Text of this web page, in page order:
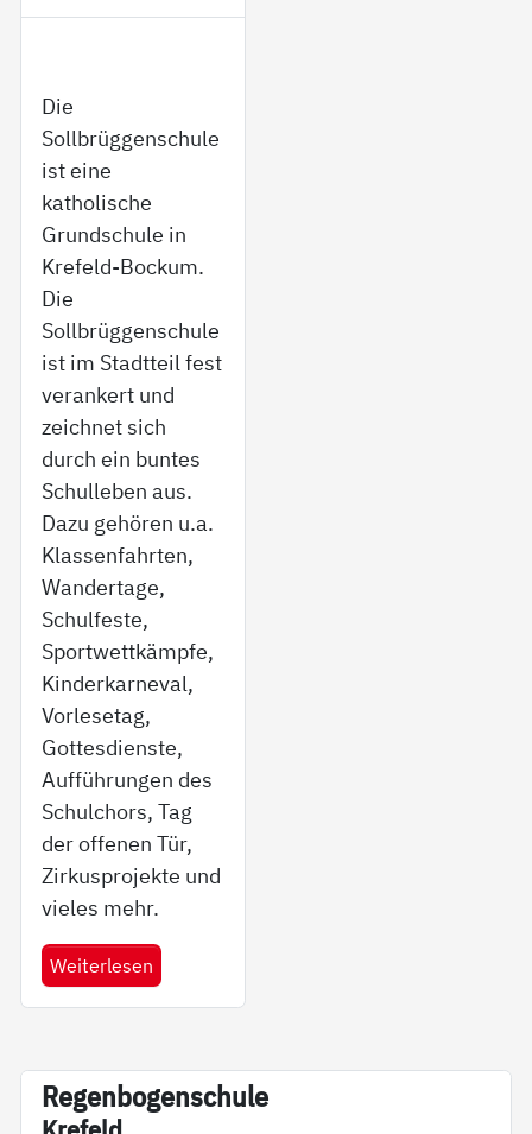
Die
Sollbrüggenschule
ist eine
katholische
Grundschule in
Krefeld-Bockum.
Die
Sollbrüggenschule
ist im Stadtteil fest
verankert und
zeichnet sich
durch ein buntes
Schulleben aus.
Dazu gehören u.a.
Klassenfahrten,
Wandertage,
Schulfeste,
Sportwettkämpfe,
Kinderkarneval,
Vorlesetag,
Gottesdienste,
Aufführungen des
Schulchors, Tag
der offenen Tür,
Zirkusprojekte und
vieles mehr.
Weiterlesen
Re­gen­bo­gen­schu­le